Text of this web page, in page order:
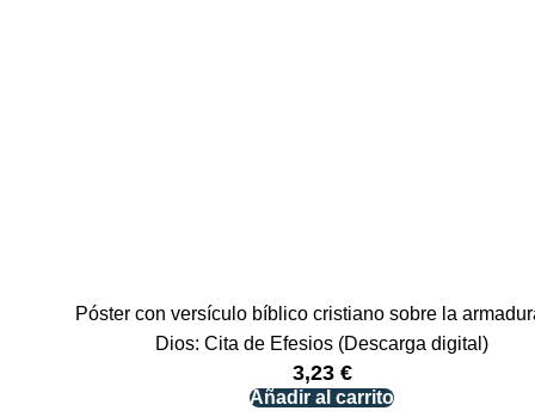
Póster con versículo bíblico cristiano sobre la
Dios: Cita de Efesios (Descarga digital)
3,23 €
Añadir al carrito